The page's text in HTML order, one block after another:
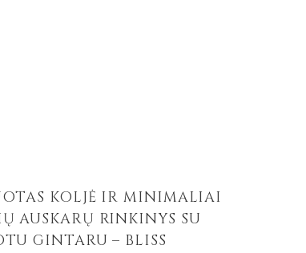
KOLJĖ IR MINIMALIAI
AUSKARŲ RINKINYS SU
GINTARU – BLISS